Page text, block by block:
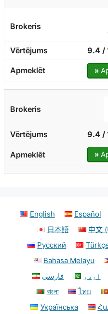
9.4 /
»
9.4 /
»
English Español
日本語
中文
Русский
Bahasa Melayu
فارسی
اردو
বাংলা
ไทย
Українська